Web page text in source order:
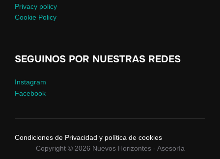
Privacy policy
Cookie Policy
SEGUINOS POR NUESTRAS REDES
Instagram
Facebook
Condiciones de Privacidad y política de cookies
Copyright © 2026 Nuevos Horizontes - Asesoría